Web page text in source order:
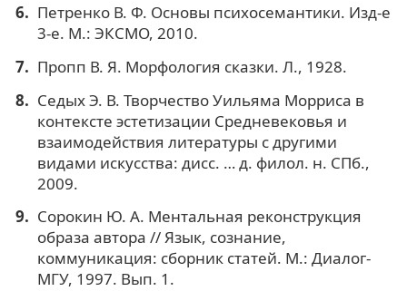
Петренко В. Ф. Основы психосемантики. Изд-е
3-е. М.: ЭКСМО, 2010.
Пропп В. Я. Морфология сказки. Л., 1928.
Седых Э. В. Творчество Уильяма Морриса в
контексте эстетизации Средневековья и
взаимодействия литературы с другими
видами искусства: дисс. … д. филол. н. СПб.,
2009.
Сорокин Ю. А. Ментальная реконструкция
образа автора // Язык, сознание,
коммуникация: сборник статей. М.: Диалог-
МГУ, 1997. Вып. 1.